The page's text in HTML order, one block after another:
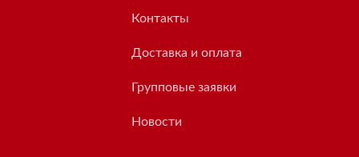
Контакты
Доставка и оплата
Групповые заявки
Новости